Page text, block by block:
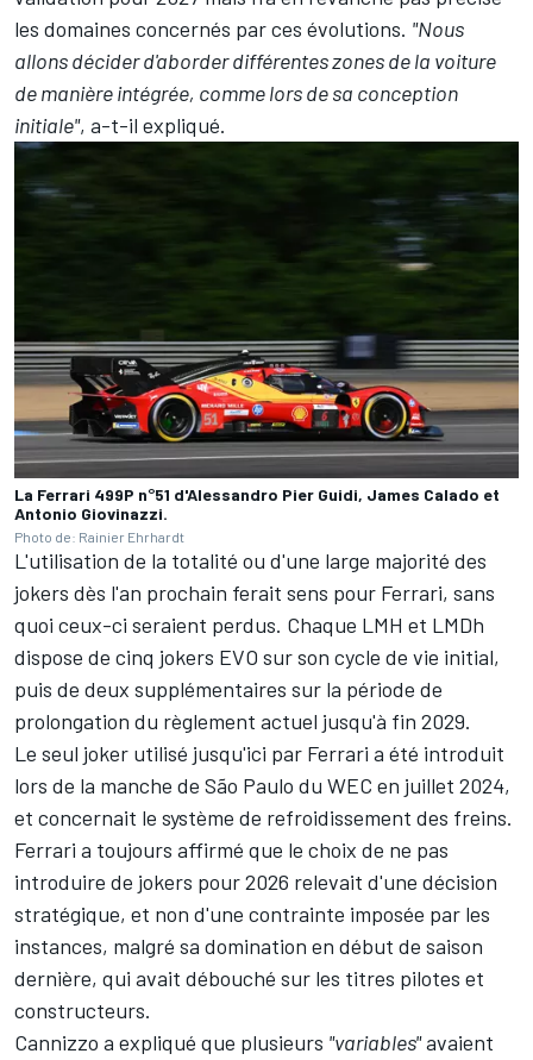
les domaines concernés par ces évolutions. "Nous
allons décider d'aborder différentes zones de la voiture
de manière intégrée, comme lors de sa conception
initiale", a-t-il expliqué.
La Ferrari 499P n°51 d'Alessandro Pier Guidi, James Calado et
Antonio Giovinazzi.
Photo de: Rainier Ehrhardt
L'utilisation de la totalité ou d'une large majorité des
jokers dès l'an prochain ferait sens pour Ferrari, sans
quoi ceux-ci seraient perdus. Chaque LMH et LMDh
dispose de cinq jokers EVO sur son cycle de vie initial,
puis de deux supplémentaires sur la période de
prolongation du règlement actuel jusqu'à fin 2029.
Le seul joker utilisé jusqu'ici par Ferrari a été introduit
lors de la manche de São Paulo du WEC en juillet 2024,
et concernait le système de refroidissement des freins.
Ferrari a toujours affirmé que le choix de ne pas
introduire de jokers pour 2026 relevait d'une décision
stratégique, et non d'une contrainte imposée par les
instances, malgré sa domination en début de saison
dernière, qui avait débouché sur les titres pilotes et
constructeurs.
Cannizzo a expliqué que plusieurs "variables"avaient